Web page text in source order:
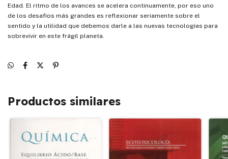
Edad. El ritmo de los avances se acelera continuamente, por eso uno
de los desafíos más grandes es reflexionar seriamente sobre el
sentido y la utilidad que debemos darle a las nuevas tecnologías para
sobrevivir en este frágil planeta.
Productos similares